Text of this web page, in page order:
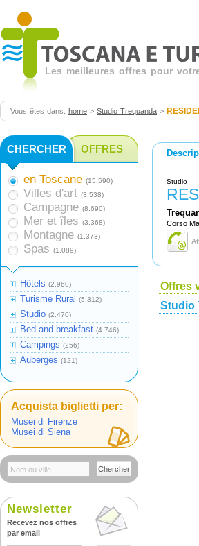
Les meilleures offres pour
Vous êtes dans: home > Studio Trequanda >
Studio
Corso
Offres
Studio
CHERCHER OFFRES
en Toscane (15.590)
Villes d'art (3.538)
Campagne (8.690)
Mer et îles (3.368)
Montagne (1.373)
Spas (1.089)
Hôtels (2.960)
Turisme Rural (5.312)
Studio (2.470)
Bed and breakfast (4.746)
Campings (256)
Auberges (121)
Acquista biglietti per:
Musei di Firenze
Musei di Siena
Chercher
Newsletter
Recevez nos offres
par email